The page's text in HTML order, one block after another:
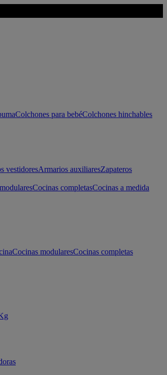
Colchones para bebéColchones hinchables
vestidoresArmarios auxiliaresZapateros
Cocinas completasCocinas a medida
Cocinas modularesCocinas completas